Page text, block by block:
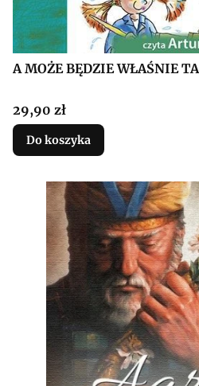
A MOŻE BĘDZIE WŁAŚNIE
Cena
29,90 zł
Do koszyka